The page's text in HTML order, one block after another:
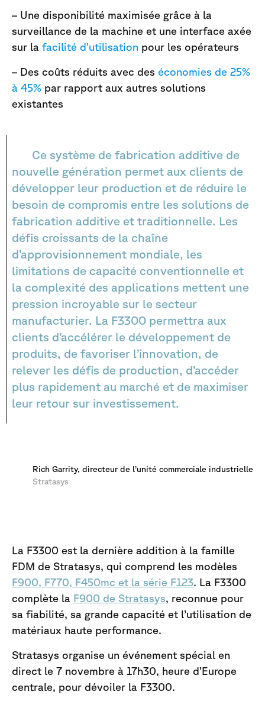
– Une disponibilité maximisée grâce à la
surveillance de la machine et une interface axée
sur la facilité d’utilisation pour les opérateurs
– Des coûts réduits avec des économies de 25%
à 45% par rapport aux autres solutions
existantes
Ce système de fabrication additive de
nouvelle génération permet aux clients de
développer leur production et de réduire le
besoin de compromis entre les solutions de
fabrication additive et traditionnelle. Les
défis croissants de la chaîne
d’approvisionnement mondiale, les
limitations de capacité conventionnelle et
la complexité des applications mettent une
pression incroyable sur le secteur
manufacturier. La F3300 permettra aux
clients d’accélérer le développement de
produits, de favoriser l’innovation, de
relever les défis de production, d’accéder
plus rapidement au marché et de maximiser
leur retour sur investissement.
Rich Garrity, directeur de l’unité commerciale industrielle
Stratasys
La F3300 est la dernière addition à la famille
FDM de Stratasys, qui comprend les modèles
F900, F770, F450mc et la série F123. La F3300
complète la F900 de Stratasys, reconnue pour
sa fiabilité, sa grande capacité et l’utilisation de
matériaux haute performance.
Stratasys organise un événement spécial en
direct le 7 novembre à 17h30, heure d’Europe
centrale, pour dévoiler la F3300.